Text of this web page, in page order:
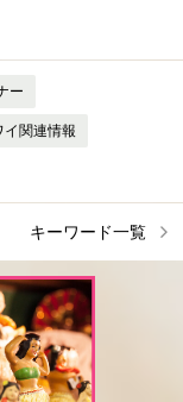
ー
イ関連情報
キーワード一覧